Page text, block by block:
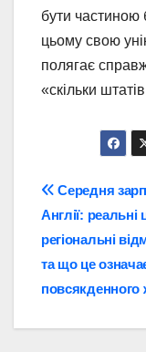
бути частиною
цьому свою
полягає
«скільки
записів
Середня
Англії:
регіональні
та що це
повсякденного